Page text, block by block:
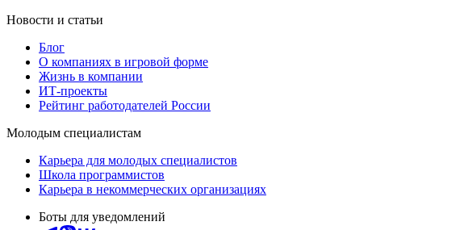
Новости и статьи
Блог
О компаниях в игровой форме
Жизнь в компании
ИТ-проекты
Рейтинг работодателей России
Молодым специалистам
Карьера для молодых специалистов
Школа программистов
Карьера в некоммерческих организациях
Боты для уведомлений